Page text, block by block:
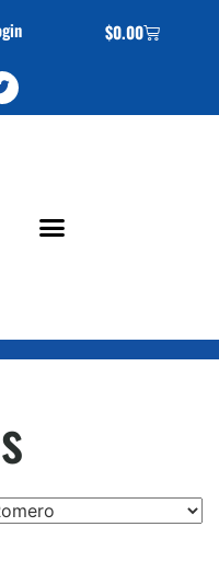
$0.00